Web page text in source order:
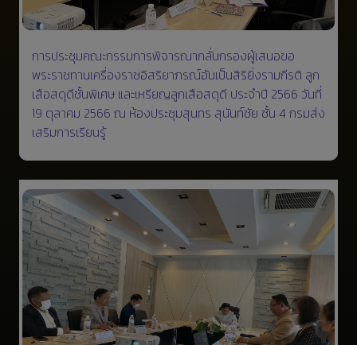
การประชุมคณะกรรมการพิจารณากลั่นกรองผู้เสนอขอ
พระราชทานเครื่องราชอิสริยาภรณ์อันเป็นสิริยิ่งรามกีรติ ลูก
เสือสดุดีชั้นพิเศษ และเหรียญลูกเสือสดุดี ประจำปี 2566 วันที่
19 ตุลาคม 2566 ณ ห้องประชุมสุนทร สุนันท์ชัย ชั้น 4 กรมส่ง
เสริมการเรียนรู้